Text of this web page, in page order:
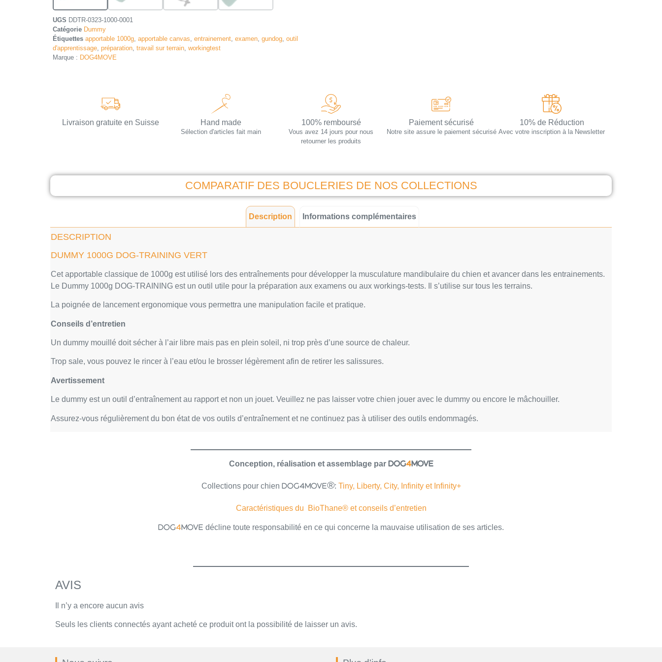
UGS DDTR-0323-1000-0001
Catégorie Dummy
Étiquettes apportable 1000g apportable canvas entrainement examen gundog outil
d'apprentissage préparation travail sur terrain workingtest
Marque : DOG4MOVE
Livraison gratuite en Suisse Hand made
Sélection d'articles fait main
100% remboursé
Vous avez 14 jours pour nous
retourner les produits
Paiement sécurisé
Notre site assure le paiement sécurisé
10% de Réduction
Avec votre inscription à la Newsletter
COMPARATIF DES BOUCLERIES DE NOS COLLECTIONS
Description Informations complémentaires
DESCRIPTION
DUMMY 1000G DOG-TRAINING VERT
Cet apportable classique de 1000g est utilisé lors des entraînements pour développer la musculature mandibulaire du chien et avancer dans les entrainements.
Le Dummy 1000g DOG-TRAINING est un outil utile pour la préparation aux examens ou aux workings-tests. Il s’utilise sur tous les terrains.
La poignée de lancement ergonomique vous permettra une manipulation facile et pratique.
Conseils d’entretien
Un dummy mouillé doit sécher à l’air libre mais pas en plein soleil, ni trop près d’une source de chaleur.
Trop sale, vous pouvez le rincer à l’eau et/ou le brosser légèrement afin de retirer les salissures.
Avertissement
Le dummy est un outil d’entraînement au rapport et non un jouet. Veuillez ne pas laisser votre chien jouer avec le dummy ou encore le mâchouiller.
Assurez-vous régulièrement du bon état de vos outils d’entraînement et ne continuez pas à utiliser des outils endommagés.
Conception, réalisation et assemblage par DOG4MOVE
Collections pour chien DOG4MOVE®: Tiny, Liberty, City, Infinity et Infinity+
Caractéristiques du BioThane® et conseils d’entretien
DOG4MOVE décline toute responsabilité en ce qui concerne la mauvaise utilisation de ses articles.
AVIS
Il n’y a encore aucun avis
Seuls les clients connectés ayant acheté ce produit ont la possibilité de laisser un avis.